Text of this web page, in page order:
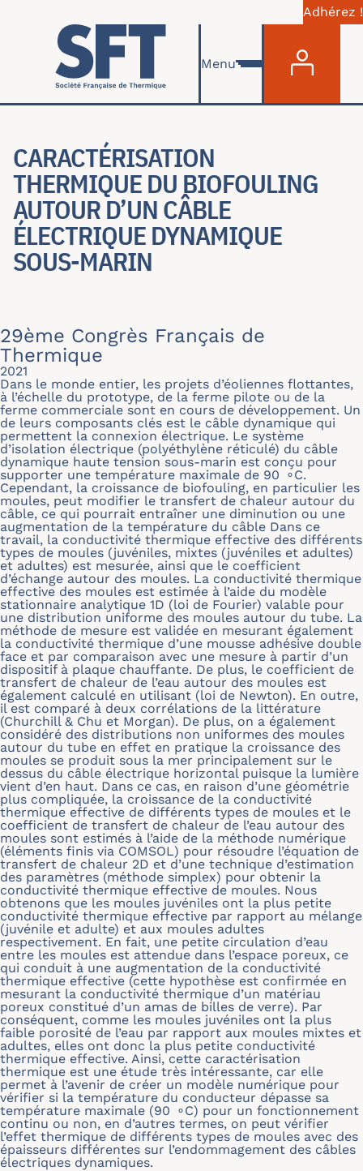
Aller au contenu principal
Adhérez !
Menu
CARACTÉRISATION
THERMIQUE DU BIOFOULING
AUTOUR D’UN CÂBLE
ÉLECTRIQUE DYNAMIQUE
SOUS-MARIN
29ème Congrès Français de
Thermique
2021
Dans le monde entier, les projets d’éoliennes flottantes,
à l’échelle du prototype, de la ferme pilote ou de la
ferme commerciale sont en cours de développement. Un
de leurs composants clés est le câble dynamique qui
permettent la connexion électrique. Le système
d’isolation électrique (polyéthylène réticulé) du câble
dynamique haute tension sous-marin est conçu pour
supporter une température maximale de 90 ∘C.
Cependant, la croissance de biofouling, en particulier les
moules, peut modifier le transfert de chaleur autour du
câble, ce qui pourrait entraîner une diminution ou une
augmentation de la température du câble Dans ce
travail, la conductivité thermique effective des différents
types de moules (juvéniles, mixtes (juvéniles et adultes)
et adultes) est mesurée, ainsi que le coefficient
d’échange autour des moules. La conductivité thermique
effective des moules est estimée à l’aide du modèle
stationnaire analytique 1D (loi de Fourier) valable pour
une distribution uniforme des moules autour du tube. La
méthode de mesure est validée en mesurant également
la conductivité thermique d’une mousse adhésive double
face et par comparaison avec une mesure à partir d’un
dispositif à plaque chauffante. De plus, le coefficient de
transfert de chaleur de l’eau autour des moules est
également calculé en utilisant (loi de Newton). En outre,
il est comparé à deux corrélations de la littérature
(Churchill & Chu et Morgan). De plus, on a également
considéré des distributions non uniformes des moules
autour du tube en effet en pratique la croissance des
moules se produit sous la mer principalement sur le
dessus du câble électrique horizontal puisque la lumière
vient d’en haut. Dans ce cas, en raison d’une géométrie
plus compliquée, la croissance de la conductivité
thermique effective de différents types de moules et le
coefficient de transfert de chaleur de l’eau autour des
moules sont estimés à l’aide de la méthode numérique
(éléments finis via COMSOL) pour résoudre l’équation de
transfert de chaleur 2D et d’une technique d’estimation
des paramètres (méthode simplex) pour obtenir la
conductivité thermique effective de moules. Nous
obtenons que les moules juvéniles ont la plus petite
conductivité thermique effective par rapport au mélange
(juvénile et adulte) et aux moules adultes
respectivement. En fait, une petite circulation d’eau
entre les moules est attendue dans l’espace poreux, ce
qui conduit à une augmentation de la conductivité
thermique effective (cette hypothèse est confirmée en
mesurant la conductivité thermique d’un matériau
poreux constitué d’un amas de billes de verre). Par
conséquent, comme les moules juvéniles ont la plus
faible porosité de l’eau par rapport aux moules mixtes et
adultes, elles ont donc la plus petite conductivité
thermique effective. Ainsi, cette caractérisation
thermique est une étude très intéressante, car elle
permet à l’avenir de créer un modèle numérique pour
vérifier si la température du conducteur dépasse sa
température maximale (90 ∘C) pour un fonctionnement
continu ou non, en d’autres termes, on peut vérifier
l’effet thermique de différents types de moules avec des
épaisseurs différentes sur l’endommagement des câbles
électriques dynamiques.